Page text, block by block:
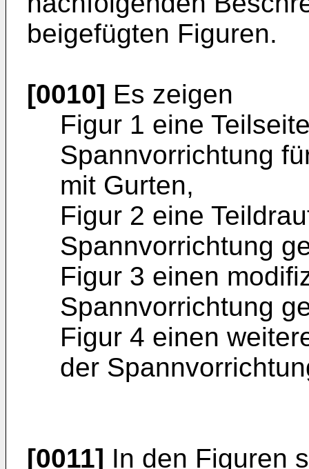
beigefügten Figuren.
[0010] Es zeigen
Figur 1 eine
Spannvorrichtung
mit Gurten,
Figur 2 eine
Spannvorrichtung
Figur 3 einen
Spannvorrichtung
Figur 4 einen
der
[0011] In den Figuren